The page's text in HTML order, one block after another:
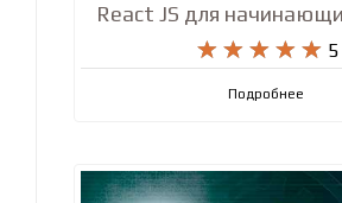
React JS для
    
     5
Подробнее